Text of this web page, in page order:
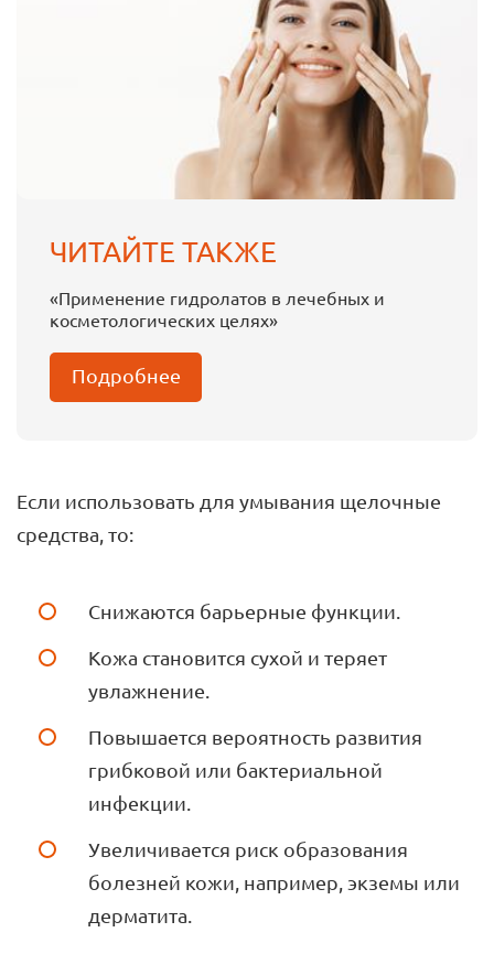
ЧИТАЙТЕ ТАКЖЕ
«Применение гидролатов в лечебных и
косметологических целях»
Подробнее
Если использовать для умывания щелочные
средства, то:
Снижаются барьерные функции.
Кожа становится сухой и теряет
увлажнение.
Повышается вероятность развития
грибковой или бактериальной
инфекции.
Увеличивается риск образования
болезней кожи, например, экземы или
дерматита.